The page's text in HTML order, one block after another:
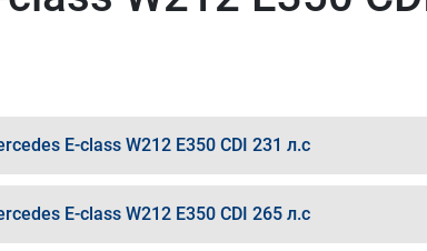
E-class W212 E350 CDI 231 л.с
E-class W212 E350 CDI 265 л.с